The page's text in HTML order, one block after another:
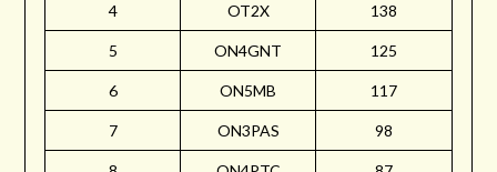
4 OT2X 138
5 ON4GNT 125
6 ON5MB 117
7 ON3PAS 98